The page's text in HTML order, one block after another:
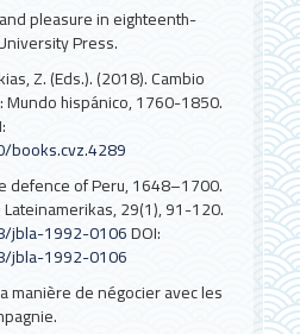
pleasure in eighteenth-
Press.
Z. (Eds.). (2018). Cambio
Mundo hispánico, 1760-1850.
defence of Peru, 1648–1700.
Lateinamerikas, 29(1), 91-120.
jbla-1992-0106DOI:
jbla-1992-0106
manière de négocier avec les